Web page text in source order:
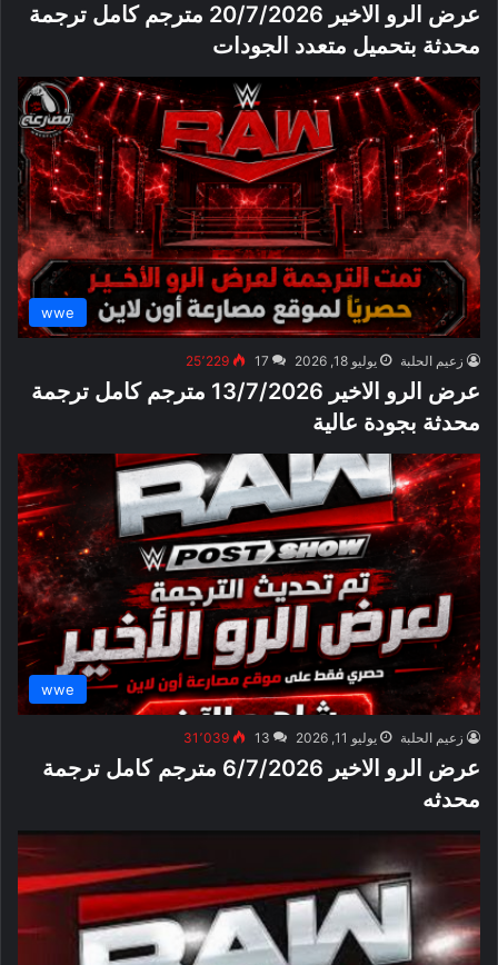
عرض الرو الاخير 20/7/2026 مترجم كامل ترجمة
محدثة بتحميل متعدد الجودات
wwe
زعيم الحلبة يوليو 18, 2026 17 25٬229
عرض الرو الاخير 13/7/2026 مترجم كامل ترجمة
محدثة بجودة عالية
wwe
زعيم الحلبة يوليو 11, 2026 13 31٬039
عرض الرو الاخير 6/7/2026 مترجم كامل ترجمة
محدثه